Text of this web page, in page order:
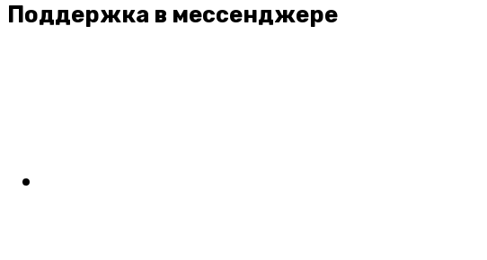
Поддержка в мессенджере